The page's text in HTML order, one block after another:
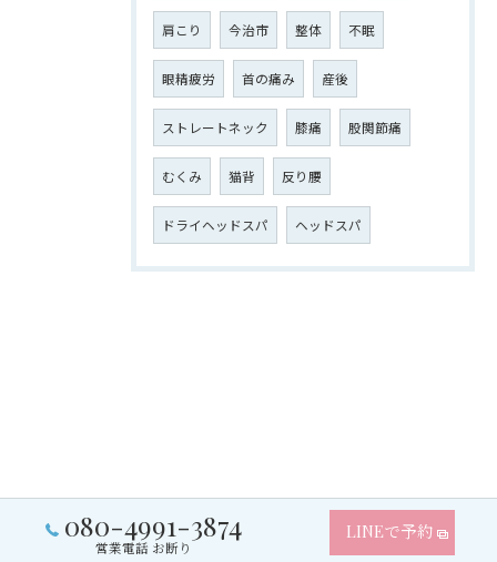
肩こり 今治市 整体 不眠
眼精疲労 首の痛み 産後
ストレートネック 膝痛 股関節痛
むくみ 猫背 反り腰
ドライヘッドスパ ヘッドスパ
080-4991-3874
営業電話 お断り
LINEで予約